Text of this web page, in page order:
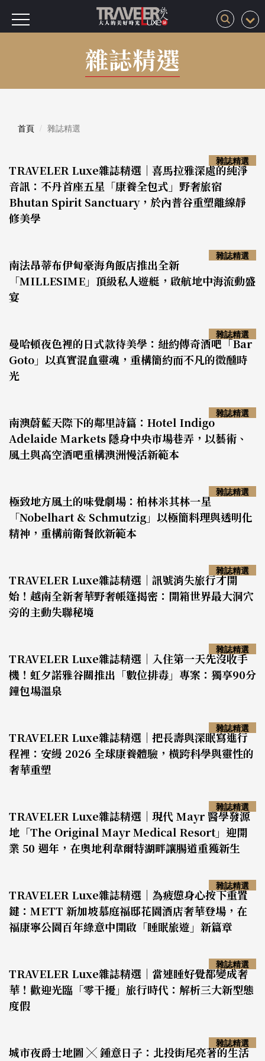
雜誌精選
首頁 雜誌精選
TRAVELER Luxe雜誌精選｜喜馬拉雅深處的純淨
音訊：不丹首座五星「康養全包式」野奢旅宿
Bhutan Spirit Sanctuary，於內普谷重塑離線靜
修美學
雜誌精選
南法昂蒂布伊甸豪海角飯店推出全新
「MILLESIME」頂級私人遊艇，啟航地中海流動盛
宴
雜誌精選
曼哈頓夜色裡的日式款待美學：紐約傳奇酒吧「Bar
Goto」以真實混血靈魂，重構簡約而不凡的微醺時
光
雜誌精選
南澳蔚藍天際下的鄰里詩篇：Hotel Indigo
Adelaide Markets 隱身中央市場巷弄，以藝術、
風土與高空酒吧重構澳洲慢活新範本
雜誌精選
極致地方風土的味覺劇場：柏林米其林一星
「Nobelhart & Schmutzig」以極簡料理與透明化
精神，重構前衛餐飲新範本
雜誌精選
TRAVELER Luxe雜誌精選｜訊號消失旅行才開
始！越南全新奢華野奢帳篷揭密：開箱世界最大洞穴
旁的主動失聯秘境
雜誌精選
TRAVELER Luxe雜誌精選｜入住第一天先沒收手
機！虹夕諾雅谷關推出「數位排毒」專案：獨享90分
鐘包場溫泉
雜誌精選
TRAVELER Luxe雜誌精選｜把長壽與深眠寫進行
程裡：安縵 2026 全球康養體驗，橫跨科學與靈性的
奢華重塑
雜誌精選
TRAVELER Luxe雜誌精選｜現代 Mayr 醫學發源
地「The Original Mayr Medical Resort」迎開
業 50 週年，在奧地利韋爾特湖畔讓腸道重獲新生
雜誌精選
TRAVELER Luxe雜誌精選｜為疲憊身心按下重置
鍵：METT 新加坡慕庭福邸花園酒店奢華登場，在
福康寧公園百年綠意中開啟「睡眠旅遊」新篇章
雜誌精選
TRAVELER Luxe雜誌精選｜當連睡好覺都變成奢
華！歡迎光臨「零干擾」旅行時代：解析三大新型態
度假
雜誌精選
城市夜爵士地圖 ╳ 鍾意日子：北投街尾亮著的生活
雜誌精選